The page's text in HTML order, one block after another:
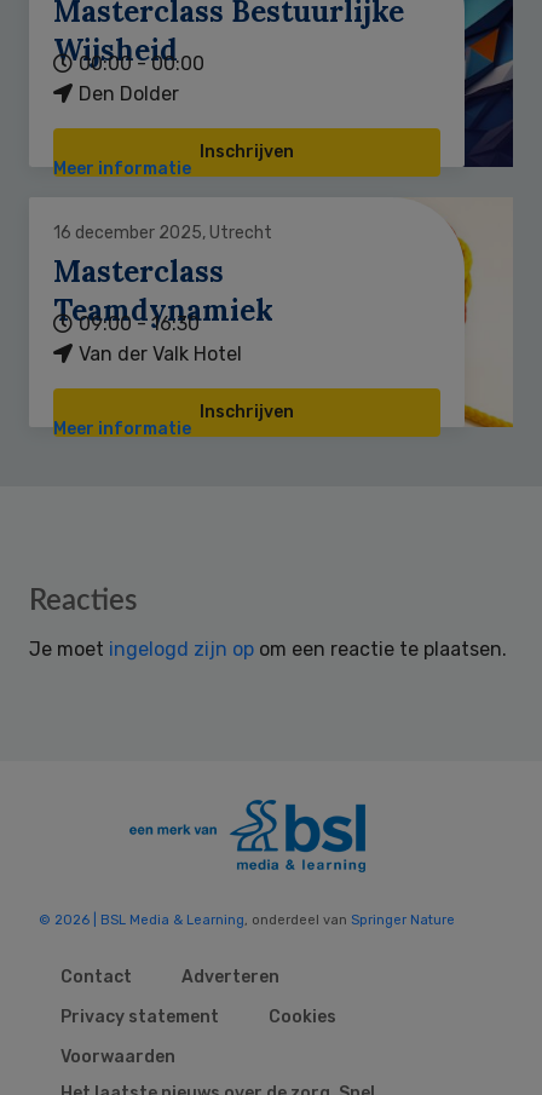
Masterclass Bestuurlijke
Wijsheid
00:00 - 00:00
Den Dolder
Inschrijven
Meer informatie
16 december 2025, Utrecht
Masterclass
Teamdynamiek
09:00 - 16:30
Van der Valk Hotel
Inschrijven
Meer informatie
Reader
Reacties
Je moet ingelogd zijn op om een reactie te plaatsen.
© 2026 | BSL Media & Learning, onderdeel van Springer Nature
Contact
Adverteren
Privacy statement
Cookies
Voorwaarden